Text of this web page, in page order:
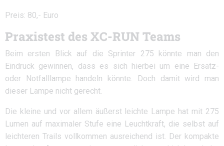
Preis: 80,- Euro
Praxistest des XC-RUN Teams
Beim ersten Blick auf die Sprinter 275 könnte man den
Eindruck gewinnen, dass es sich hierbei um eine Ersatz-
oder Notfalllampe handeln könnte. Doch damit wird man
dieser Lampe nicht gerecht.
Die kleine und vor allem äußerst leichte Lampe hat mit 275
Lumen auf maximaler Stufe eine Leuchtkraft, die selbst auf
leichteren Trails vollkommen ausreichend ist. Der kompakte